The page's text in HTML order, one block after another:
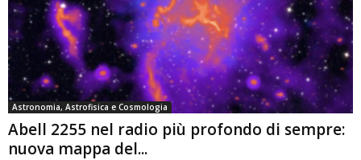
Astronomia, Astrofisica e Cosmologia
Abell 2255 nel radio più profondo di sempre:
nuova mappa del...